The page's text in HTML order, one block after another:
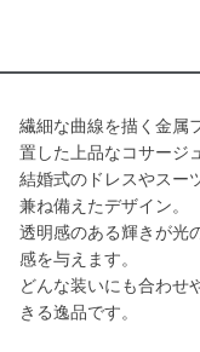
繊細な曲線を描く金属
置した上品なコサージ
結婚式のドレスやスー
兼ね備えたデザイン。
透明感のある輝きが光
感を与えます。
どんな装いにも合わせ
きる逸品です。